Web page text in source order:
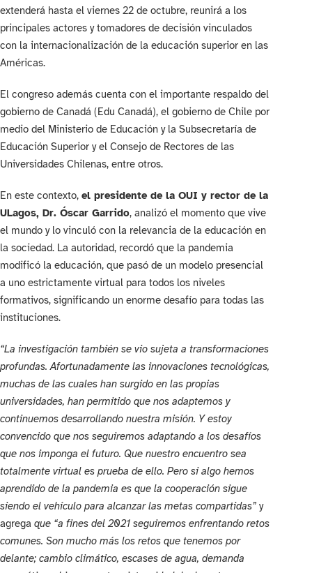
extenderá hasta el viernes 22 de octubre, reunirá a los
principales actores y tomadores de decisión vinculados
con la internacionalización de la educación superior en las
Américas.
El congreso además cuenta con el importante respaldo del
gobierno de Canadá (Edu Canadá), el gobierno de Chile por
medio del Ministerio de Educación y la Subsecretaría de
Educación Superior y el Consejo de Rectores de las
Universidades Chilenas, entre otros.
En este contexto, el presidente de la OUI y rector de la
ULagos, Dr. Óscar Garrido, analizó el momento que vive
el mundo y lo vinculó con la relevancia de la educación en
la sociedad. La autoridad, recordó que la pandemia
modificó la educación, que pasó de un modelo presencial
a uno estrictamente virtual para todos los niveles
formativos, significando un enorme desafío para todas las
instituciones.
“La investigación también se vio sujeta a transformaciones
profundas. Afortunadamente las innovaciones tecnológicas,
muchas de las cuales han surgido en las propias
universidades, han permitido que nos adaptemos y
continuemos desarrollando nuestra misión. Y estoy
convencido que nos seguiremos adaptando a los desafíos
que nos imponga el futuro. Que nuestro encuentro sea
totalmente virtual es prueba de ello. Pero si algo hemos
aprendido de la pandemia es que la cooperación sigue
siendo el vehículo para alcanzar las metas compartidas” y
agrega que “a fines del 2021 seguiremos enfrentando retos
comunes. Son mucho más los retos que tenemos por
delante; cambio climático, escases de agua, demanda